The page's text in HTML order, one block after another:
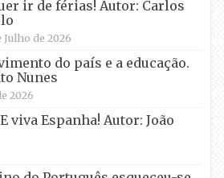
ir de férias! Autor: Carlos
Julho de 2026
do país e a educação.
Nunes
2026
viva Espanha! Autor: João